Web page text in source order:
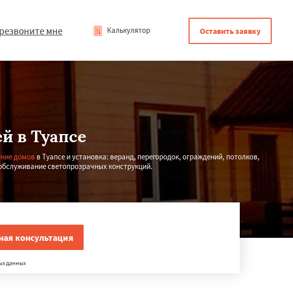
мне Калькулятор Оставить заявку
в Туапсе
домов в Туапсе и установка: веранд, перегородок, ограждений, потолков,
светопрозрачных конструкций.
данных